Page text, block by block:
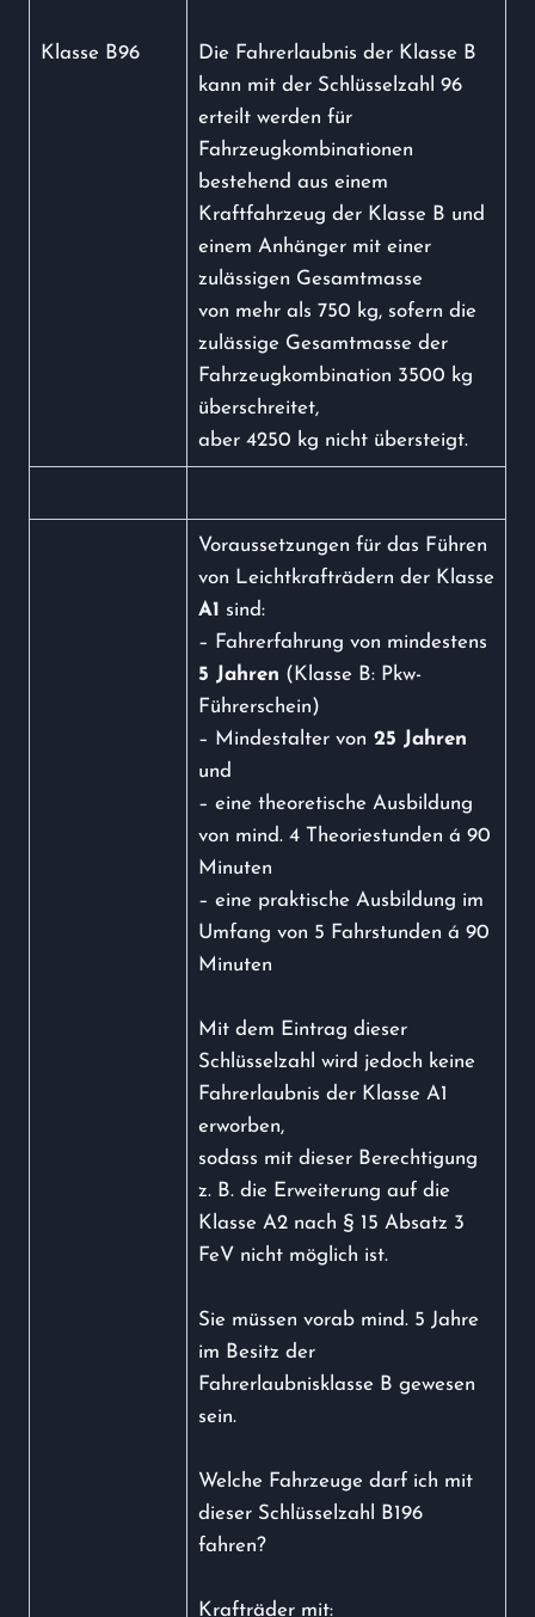
Klasse B96
Die Fahrerlaubnis der Klasse B
kann mit der Schlüsselzahl 96
erteilt werden für
Fahrzeugkombinationen
bestehend aus einem
Kraftfahrzeug der Klasse B und
einem Anhänger mit einer
zulässigen Gesamtmasse
von mehr als 750 kg, sofern die
zulässige Gesamtmasse der
Fahrzeugkombination 3500 kg
überschreitet,
aber 4250 kg nicht übersteigt.
Voraussetzungen für das Führen
von Leichtkrafträdern der Klasse
A1 sind:
– Fahrerfahrung von mindestens
5 Jahren (Klasse B: Pkw-
Führerschein)
– Mindestalter von 25 Jahren
und
– eine theoretische Ausbildung
von mind. 4 Theoriestunden á 90
Minuten
– eine praktische Ausbildung im
Umfang von 5 Fahrstunden á 90
Minuten
Mit dem Eintrag dieser
Schlüsselzahl wird jedoch keine
Fahrerlaubnis der Klasse A1
erworben,
sodass mit dieser Berechtigung
z. B. die Erweiterung auf die
Klasse A2 nach § 15 Absatz 3
FeV nicht möglich ist.
Sie müssen vorab mind. 5 Jahre
im Besitz der
Fahrerlaubnisklasse B gewesen
sein.
Welche Fahrzeuge darf ich mit
dieser Schlüsselzahl B196
fahren?
Krafträder mit: